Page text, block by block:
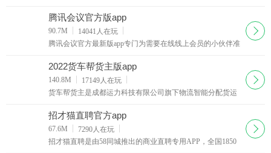
类似，都可以让团队在线上进行协作。
腾讯会议官方版app
90.7M 14041 人在玩
腾讯会议官方最新版app专门为需要在线线上会员的小伙伴准
你带来最棒的办公体验，相信不少的小伙伴都会需要
下载
2022货车帮货主版app
140.8M 17149人在玩
货车帮货主是成都运力科技有限公司旗下物流智能分配货运
各地货主提供经验丰富、安全可靠的货车司机的找车发货软
下载
招才猫直聘官方app
67.6M 7290人在玩
招才猫直聘是由58同城推出的商业直聘专用APP，全国1850
下载